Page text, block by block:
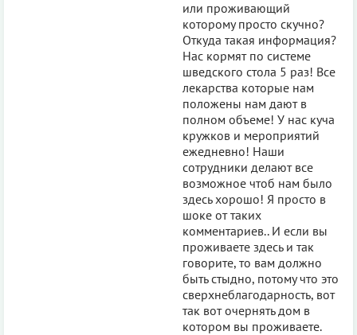
или проживающий
которому просто скучно?
Откуда такая информация?
Нас кормят по системе
шведского стола 5 раз! Все
лекарства которые нам
положены нам дают в
полном объеме! У нас куча
кружков и мероприятий
ежедневно! Наши
сотрудники делают все
возможное чтоб нам было
здесь хорошо! Я просто в
шоке от таких
комментариев.. И если вы
проживаете здесь и так
говорите, то вам должно
быть стыдно, потому что это
сверхнеблагодарность, вот
так вот очернять дом в
котором вы проживаете.